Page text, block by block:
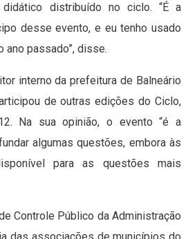
distribuído no ciclo. “É a
desse evento, e eu tenho usado
ano passado”, disse.
interno da prefeitura de Balneário
de outras edições do Ciclo,
Na sua opinião, o evento “é a
algumas questões, embora às
para as questões mais
Controle Público da Administração